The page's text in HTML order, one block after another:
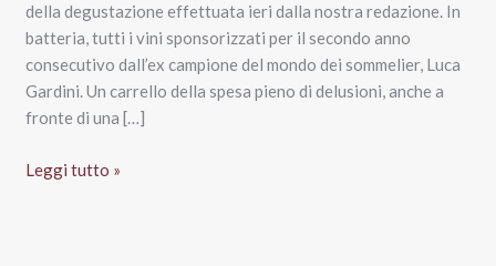
della degustazione effettuata ieri dalla nostra redazione. In
batteria, tutti i vini sponsorizzati per il secondo anno
consecutivo dall’ex campione del mondo dei sommelier, Luca
Gardini. Un carrello della spesa pieno di delusioni, anche a
fronte di una […]
Vini
Leggi tutto »